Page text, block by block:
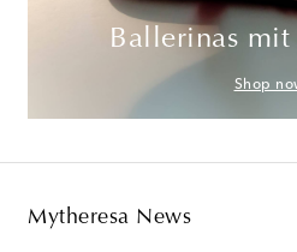
Ballerinas mit
Shop
Mytheresa News